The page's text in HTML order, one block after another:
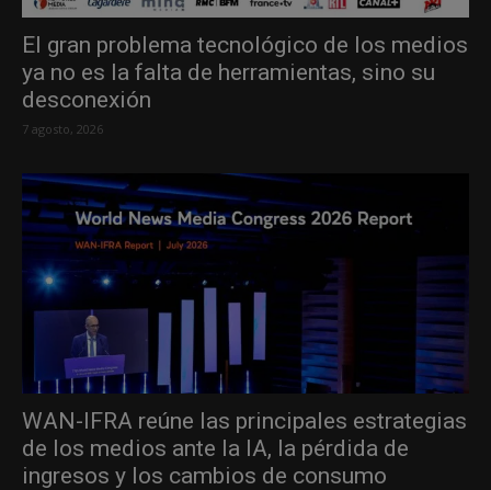
El gran problema tecnológico de los medios
ya no es la falta de herramientas, sino su
desconexión
7 agosto, 2026
WAN-IFRA reúne las principales estrategias
de los medios ante la IA, la pérdida de
ingresos y los cambios de consumo